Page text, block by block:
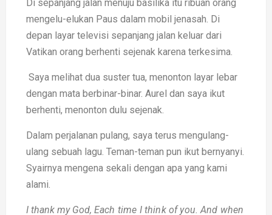
Di sepanjang jalan menuju basilika itu ribuan orang
mengelu-elukan Paus dalam mobil jenasah. Di
depan layar televisi sepanjang jalan keluar dari
Vatikan orang berhenti sejenak karena terkesima.
Saya melihat dua suster tua, menonton layar lebar
dengan mata berbinar-binar. Aurel dan saya ikut
berhenti, menonton dulu sejenak.
Dalam perjalanan pulang, saya terus mengulang-
ulang sebuah lagu. Teman-teman pun ikut bernyanyi.
Syairnya mengena sekali dengan apa yang kami
alami.
I thank my God, Each time I think of you.And when